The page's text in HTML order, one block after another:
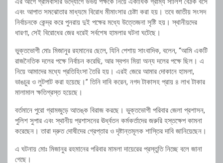
এবং আপাত সমঝোতার মাধ্যমে বিরোধ মীমাংসার চেষ্টা করা হয়। তবে জাতীয় সংসদ
নির্বাচনকে কেন্দ্র করে পুনরায় দুই পক্ষের মধ্যে উত্তেজনা সৃষ্টি হয়। স্থানীয়দের
ধারণা, সেই বিরোধের জের ধরেই সর্বশেষ হামলার ঘটনা ঘটেছে।
ভুক্তভোগী মোঃ মিজানুর রহমানের ছেলে, যিনি পেশায় সাংবাদিক, বলেন, “আমি একটি
রাজনৈতিক দলের পক্ষে নির্বাচন করেছি, আর স্বপন মিয়া অন্য দলের পক্ষে ছিল। এ
নিয়ে আমাদের মধ্যে প্রতিহিংসা তৈরি হয়। এরই জেরে আমার দোকানে হামলা,
ভাঙচুর ও লুটপাট করা হয়েছে।” তিনি দাবি করেন, নগদ টাকাসহ প্রায় ৪ লাখ টাকার
মালামাল ক্ষতিগ্রস্ত হয়েছে।
বর্তমানে পুরো গ্রামজুড়ে আতঙ্ক বিরাজ করছে। ভুক্তভোগী পরিবার জেলা প্রশাসন,
পুলিশ সুপার এবং স্থানীয় প্রশাসনের ঊর্ধ্বতন কর্মকর্তাদের জরুরি হস্তক্ষেপ কামনা
করেছেন। তারা দ্রুত দোষীদের গ্রেপ্তার ও দৃষ্টান্তমূলক শাস্তির দাবি জানিয়েছেন।
এ ঘটনায় মোঃ মিজানুর রহমানের পরিবার মামলা দায়েরের প্রস্তুতি নিচ্ছে বলে জানা
গেছে।